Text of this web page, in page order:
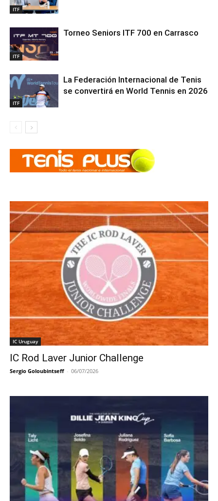
ITF
ITF
Torneo Seniors ITF 700 en Carrasco
ITF
La Federación Internacional de Tenis
se convertirá en World Tennis en 2026
IC Uruguay
IC Rod Laver Junior Challenge
Sergio Goloubintseff - 06/07/2026